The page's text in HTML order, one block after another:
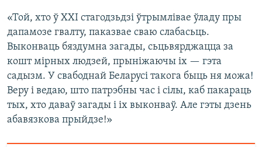
«Той, хто ў XXI стагодзьдзі ўтрымлівае ўладу пры
дапамозе гвалту, паказвае сваю слабасьць.
Выконваць бяздумна загады, сьцьвярджацца за
кошт мірных людзей, прыніжаючы іх — гэта
садызм. У свабоднай Беларусі такога быць ня можа!
Веру і ведаю, што патрэбны час і сілы, каб пакараць
тых, хто даваў загады і іх выконваў. Але гэты дзень
абавязкова прыйдзе!»